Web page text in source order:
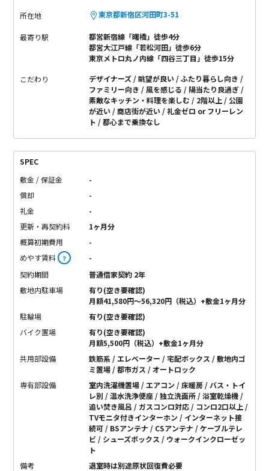
所在地 東京都新宿区河田町3-51
最寄り駅
都営新宿線「曙橋」徒歩4分
都営大江戸線「若松河田」徒歩6分
東京メトロ丸ノ内線「四谷三丁目」徒歩15分
こだわり デザイナーズ 眺望が良い
ふたり暮らし向き
ファミリー向き
風を感じる
陽当たり良過ぎ
素敵なキッチン・料理を楽しむ
2階以上
公園
が近い
商店街が近い
礼金ゼロ or フリーレン
ト
都心まで乗換なし
SPEC
敷金 / 保証金
-
償却
-
礼金
-
更新・再契約料
1ヶ月分
概算初期費用
-
めやす賃料 ？
-
契約期間
普通借家契約 2年
敷地内駐車場
有り(空き要確認)
月額41,580円〜56,320円（税込）+敷金1ヶ月分
駐輪場
有り(空き要確認)
バイク置場
有り(空き要確認)
月額5,500円（税込）+敷金1ヶ月分
共用部設備
鉄筋系 / エレベーター / 宅配ボックス / 敷地内ゴ
ミ置場 / 都市ガス / オートロック
専有部設備
室内洗濯機置場 / エアコン / 床暖房 / バス・トイ
レ別 / 温水洗浄便座 / 独立洗面所 / 浴室乾燥機 /
追い焚き風呂 / ガスコンロ対応 / コンロ2口以上 /
TVモニタ付きインターホン / インターネット接
続可 / BSアンテナ / CSアンテナ / ケーブルテレ
ビ / シューズボックス / ウォークインクローゼッ
ト
備考
退室時は別途原状回復費必要